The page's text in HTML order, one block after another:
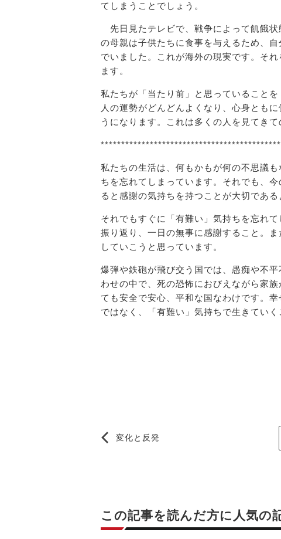
てしまうことでしょう。
先日見たテレビで、戦争によって飢餓状
の母親は子供たちに食事を与えるため、
でいました。これが海外の現実です。そ
ます。
私たちが「当たり前」と思っていること
人の運勢がどんどんよくなり、心身とも
うになります。これは多くの人を見てきて
私たちの生活は、何もかもが何の不思議
ちを忘れてしまっています。それでも、
ると感謝の気持ちを持つことが大切である
それでもすぐに「有難い」気持ちを忘れ
振り返り、一日の無事に感謝すること。
していこうと思っています。
爆弾や鉄砲が飛び交う国では、愚痴や不
わせの中で、死の恐怖におびえながら家
ても安全で安心、平和な国なわけです。
ではなく、「有難い」気持ちで生きてい
変化と反発
この記事を読んだ方に 人気の